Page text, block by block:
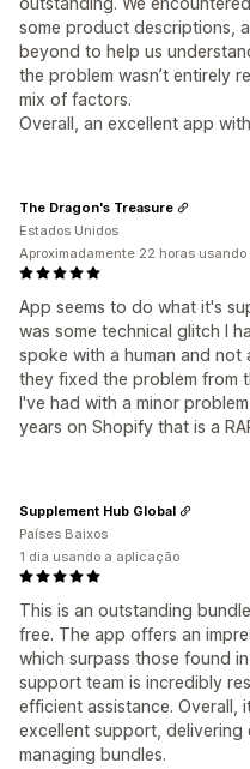
some product descriptions,
beyond to help us
the problem wasn’t entirely
mix of factors.
Overall, an excellent app
App seems to do what it's
was some technical glitch I
spoke with a human and not
they fixed the problem from
I've had with a minor
years on Shopify that is a
The Dragon's Treasure
Estados Unidos
Aproximadamente 22 horas
This is an outstanding
free. The app offers an
which surpass those found
support team is incredibly
efficient assistance. Overall,
excellent support,
managing bundles.
Supplement Hub Global
Países Baixos
1 dia usando a aplicação